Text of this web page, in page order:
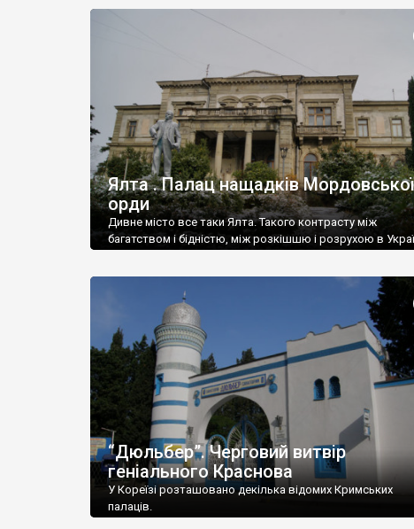
Ялта . Палац нащадків Мордовської
орди
Дивне місто все таки Ялта. Такого контрасту між
багатством і бідністю, між розкішшю і розрухою в
“Дюльбер”. Черговий витвір
геніального Краснова
У Кореїзі розташовано декілька відомих Кримських
палаців.